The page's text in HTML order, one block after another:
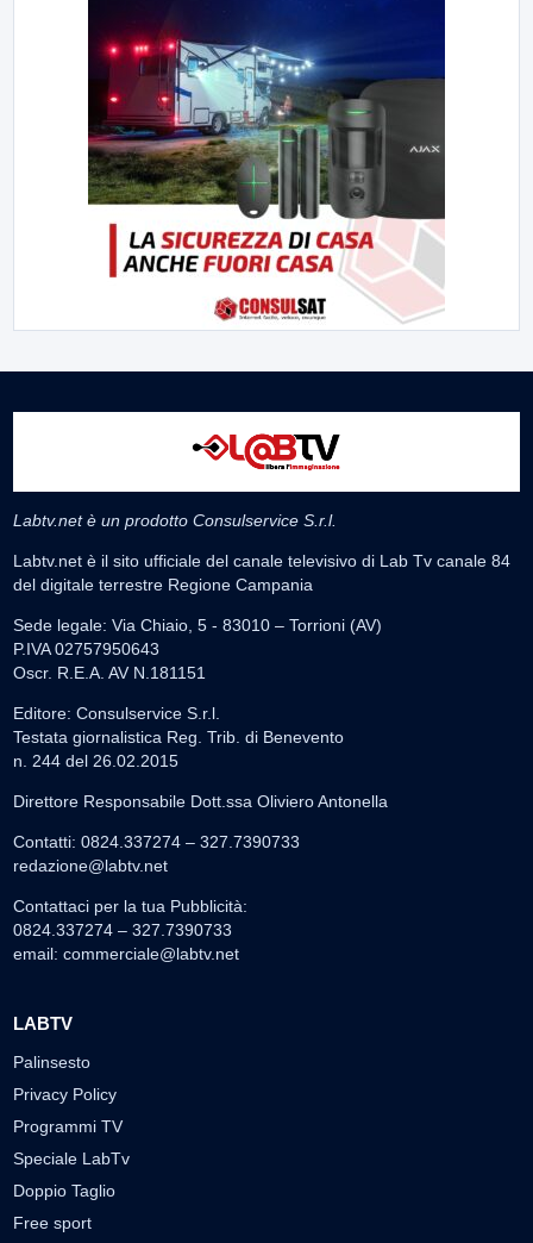
Labtv.net è un prodotto Consulservice S.r.l.
Labtv.net è il sito ufficiale del canale televisivo di Lab Tv canale 84
del digitale terrestre Regione Campania
Sede legale: Via Chiaio, 5 - 83010 – Torrioni (AV)
P.IVA 02757950643
Oscr. R.E.A. AV N.181151
Editore: Consulservice S.r.l.
Testata giornalistica Reg. Trib. di Benevento
n. 244 del 26.02.2015
Direttore Responsabile Dott.ssa Oliviero Antonella
Contatti: 0824.337274 – 327.7390733
redazione@labtv.net
Contattaci per la tua Pubblicità:
0824.337274 – 327.7390733
email: commerciale@labtv.net
LABTV
Palinsesto
Privacy Policy
Programmi TV
Speciale LabTv
Doppio Taglio
Free sport